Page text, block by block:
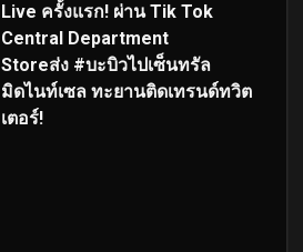
Live ครั้งแรก! ผ่าน Tik Tok
Central Department
Storeส่ง #บะบิวไปเซ็นทรัล
มิดไนท์เซล ทะยานติดเทรนด์ทวิต
เตอร์!